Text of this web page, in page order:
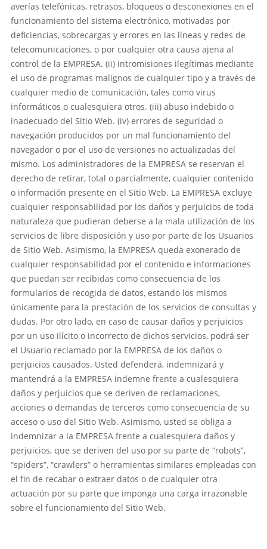
averías telefónicas, retrasos, bloqueos o desconexiones en el
funcionamiento del sistema electrónico, motivadas por
deficiencias, sobrecargas y errores en las líneas y redes de
telecomunicaciones, o por cualquier otra causa ajena al
control de la EMPRESA. (ii) intromisiones ilegítimas mediante
el uso de programas malignos de cualquier tipo y a través de
cualquier medio de comunicación, tales como virus
informáticos o cualesquiera otros. (iii) abuso indebido o
inadecuado del Sitio Web. (iv) errores de seguridad o
navegación producidos por un mal funcionamiento del
navegador o por el uso de versiones no actualizadas del
mismo. Los administradores de la EMPRESA se reservan el
derecho de retirar, total o parcialmente, cualquier contenido
o información presente en el Sitio Web. La EMPRESA excluye
cualquier responsabilidad por los daños y perjuicios de toda
naturaleza que pudieran deberse a la mala utilización de los
servicios de libre disposición y uso por parte de los Usuarios
de Sitio Web. Asimismo, la EMPRESA queda exonerado de
cualquier responsabilidad por el contenido e informaciones
que puedan ser recibidas como consecuencia de los
formularios de recogida de datos, estando los mismos
únicamente para la prestación de los servicios de consultas y
dudas. Por otro lado, en caso de causar daños y perjuicios
por un uso ilícito o incorrecto de dichos servicios, podrá ser
el Usuario reclamado por la EMPRESA de los daños o
perjuicios causados. Usted defenderá, indemnizará y
mantendrá a la EMPRESA indemne frente a cualesquiera
daños y perjuicios que se deriven de reclamaciones,
acciones o demandas de terceros como consecuencia de su
acceso o uso del Sitio Web. Asimismo, usted se obliga a
indemnizar a la EMPRESA frente a cualesquiera daños y
perjuicios, que se deriven del uso por su parte de “robots”,
“spiders”, “crawlers” o herramientas similares empleadas con
el fin de recabar o extraer datos o de cualquier otra
actuación por su parte que imponga una carga irrazonable
sobre el funcionamiento del Sitio Web.